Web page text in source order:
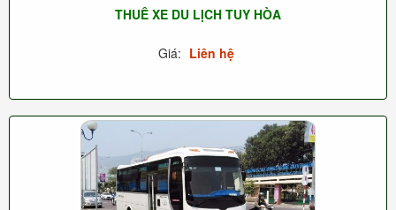
THUÊ XE DU LỊCH TUY HÒA
Giá: Liên hệ